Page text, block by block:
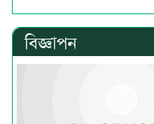
বিজ্ঞাপন